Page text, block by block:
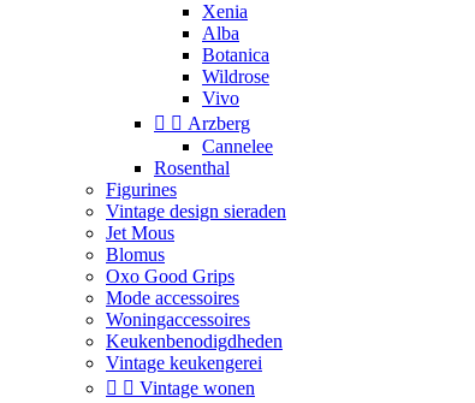
Xenia
Alba
Botanica
Wildrose
Vivo
  Arzberg
Cannelee
Rosenthal
Figurines
Vintage design sieraden
Jet Mous
Blomus
Oxo Good Grips
Mode accessoires
Woningaccessoires
Keukenbenodigdheden
Vintage keukengerei
  Vintage wonen